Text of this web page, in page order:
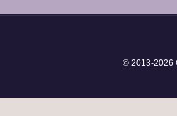
© 2013-2026